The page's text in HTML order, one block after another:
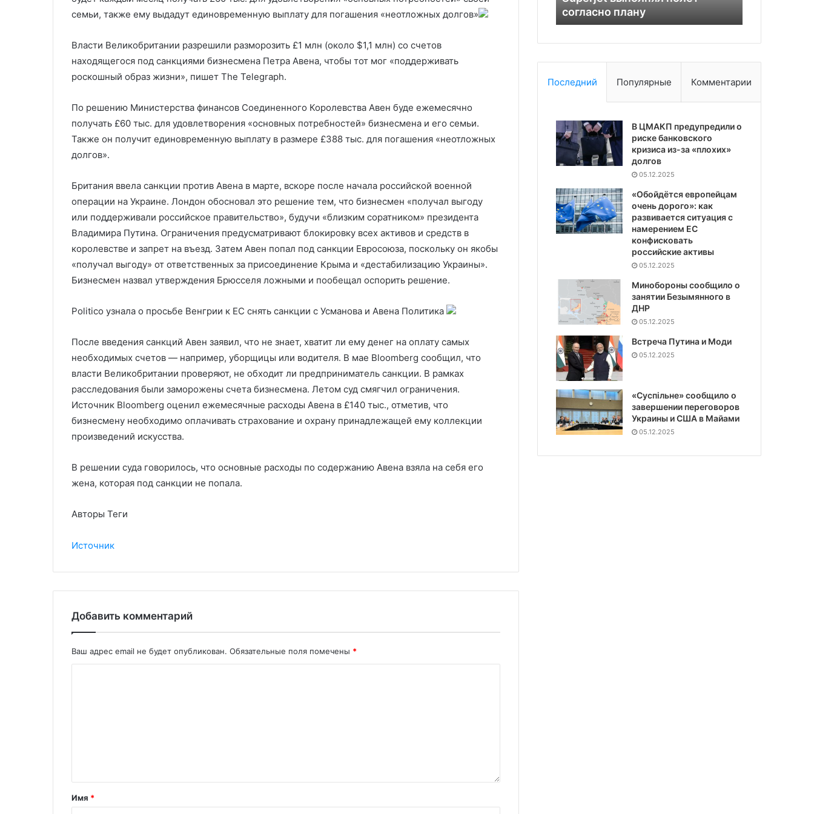
семьи, также ему выдадут единовременную выплату для погашения «неотложных долгов»
Власти Великобритании разрешили разморозить £1 млн (около $1,1 млн) со счетов
находящегося под санкциями бизнесмена Петра Авена, чтобы тот мог «поддерживать
роскошный образ жизни», пишет The Telegraph.
По решению Министерства финансов Соединенного Королевства Авен буде ежемесячно
получать £60 тыс. для удовлетворения «основных потребностей» бизнесмена и его семьи.
Также он получит единовременную выплату в размере £388 тыс. для погашения «неотложных
долгов».
Британия ввела санкции против Авена в марте, вскоре после начала российской военной
операции на Украине. Лондон обосновал это решение тем, что бизнесмен «получал выгоду
или поддерживали российское правительство», будучи «близким соратником» президента
Владимира Путина. Ограничения предусматривают блокировку всех активов и средств в
королевстве и запрет на въезд. Затем Авен попал под санкции Евросоюза, поскольку он якобы
«получал выгоду» от ответственных за присоединение Крыма и «дестабилизацию Украины».
Бизнесмен назвал утверждения Брюсселя ложными и пообещал оспорить решение.
Politico узнала о просьбе Венгрии к ЕС снять санкции с Усманова и Авена Политика
После введения санкций Авен заявил, что не знает, хватит ли ему денег на оплату самых
необходимых счетов — например, уборщицы или водителя. В мае Bloomberg сообщил, что
власти Великобритании проверяют, не обходит ли предприниматель санкции. В рамках
расследования были заморожены счета бизнесмена. Летом суд смягчил ограничения.
Источник Bloomberg оценил ежемесячные расходы Авена в £140 тыс., отметив, что
бизнесмену необходимо оплачивать страхование и охрану принадлежащей ему коллекции
произведений искусства.
В решении суда говорилось, что основные расходы по содержанию Авена взяла на себя его
жена, которая под санкции не попала.
Авторы Теги
Источник
Добавить комментарий
Ваш адрес email не будет опубликован. Обязательные поля помечены *
Имя *
пошлин
за пошлин Трампа
финансирование террористов
согласно плану
Последний Популярные Комментарии
В ЦМАКП предупредили о
риске банковского
кризиса из-за «плохих»
долгов
05.12.2025
«Обойдётся европейцам
очень дорого»: как
развивается ситуация с
намерением ЕС
конфисковать
российские активы
05.12.2025
Минобороны сообщило о
занятии Безымянного в
ДНР
05.12.2025
Встреча Путина и Моди
05.12.2025
«Суспiльне» сообщило о
завершении переговоров
Украины и США в Майами
05.12.2025